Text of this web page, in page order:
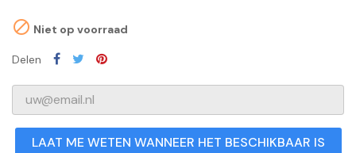
 Niet op voorraad
Delen
LAAT ME WETEN WANNEER HET BESCHIKBAAR IS